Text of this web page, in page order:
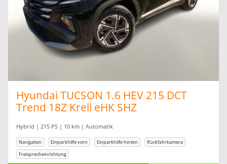
Hyundai TUCSON 1.6 HEV 215 DCT
Trend 18Z Krell eHK SHZ
Hybrid | 215 PS | 10 km | Automatik
Navigation Einparkhilfe vorn Einparkhilfe hinten
Rückfahrkamera
Freisprecheinrichtung